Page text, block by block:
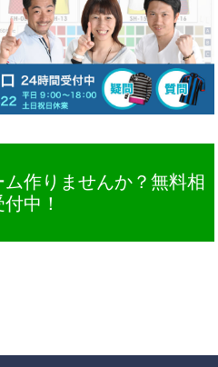
作りませんか？無料相
中！